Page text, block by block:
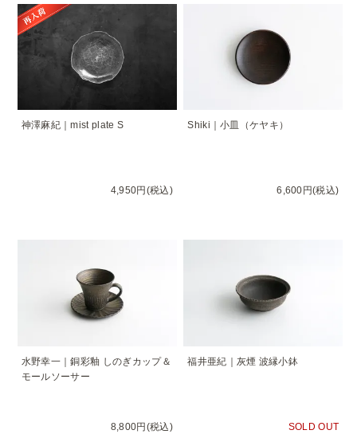
神澤麻紀｜mist plate S
4,950円(税込)
Shiki｜小皿（ケヤキ）
6,600円(税込)
水野幸一｜銅彩釉 しのぎカップ＆
モールソーサー
8,800円(税込)
福井亜紀｜灰煙 波縁小鉢
SOLD OUT